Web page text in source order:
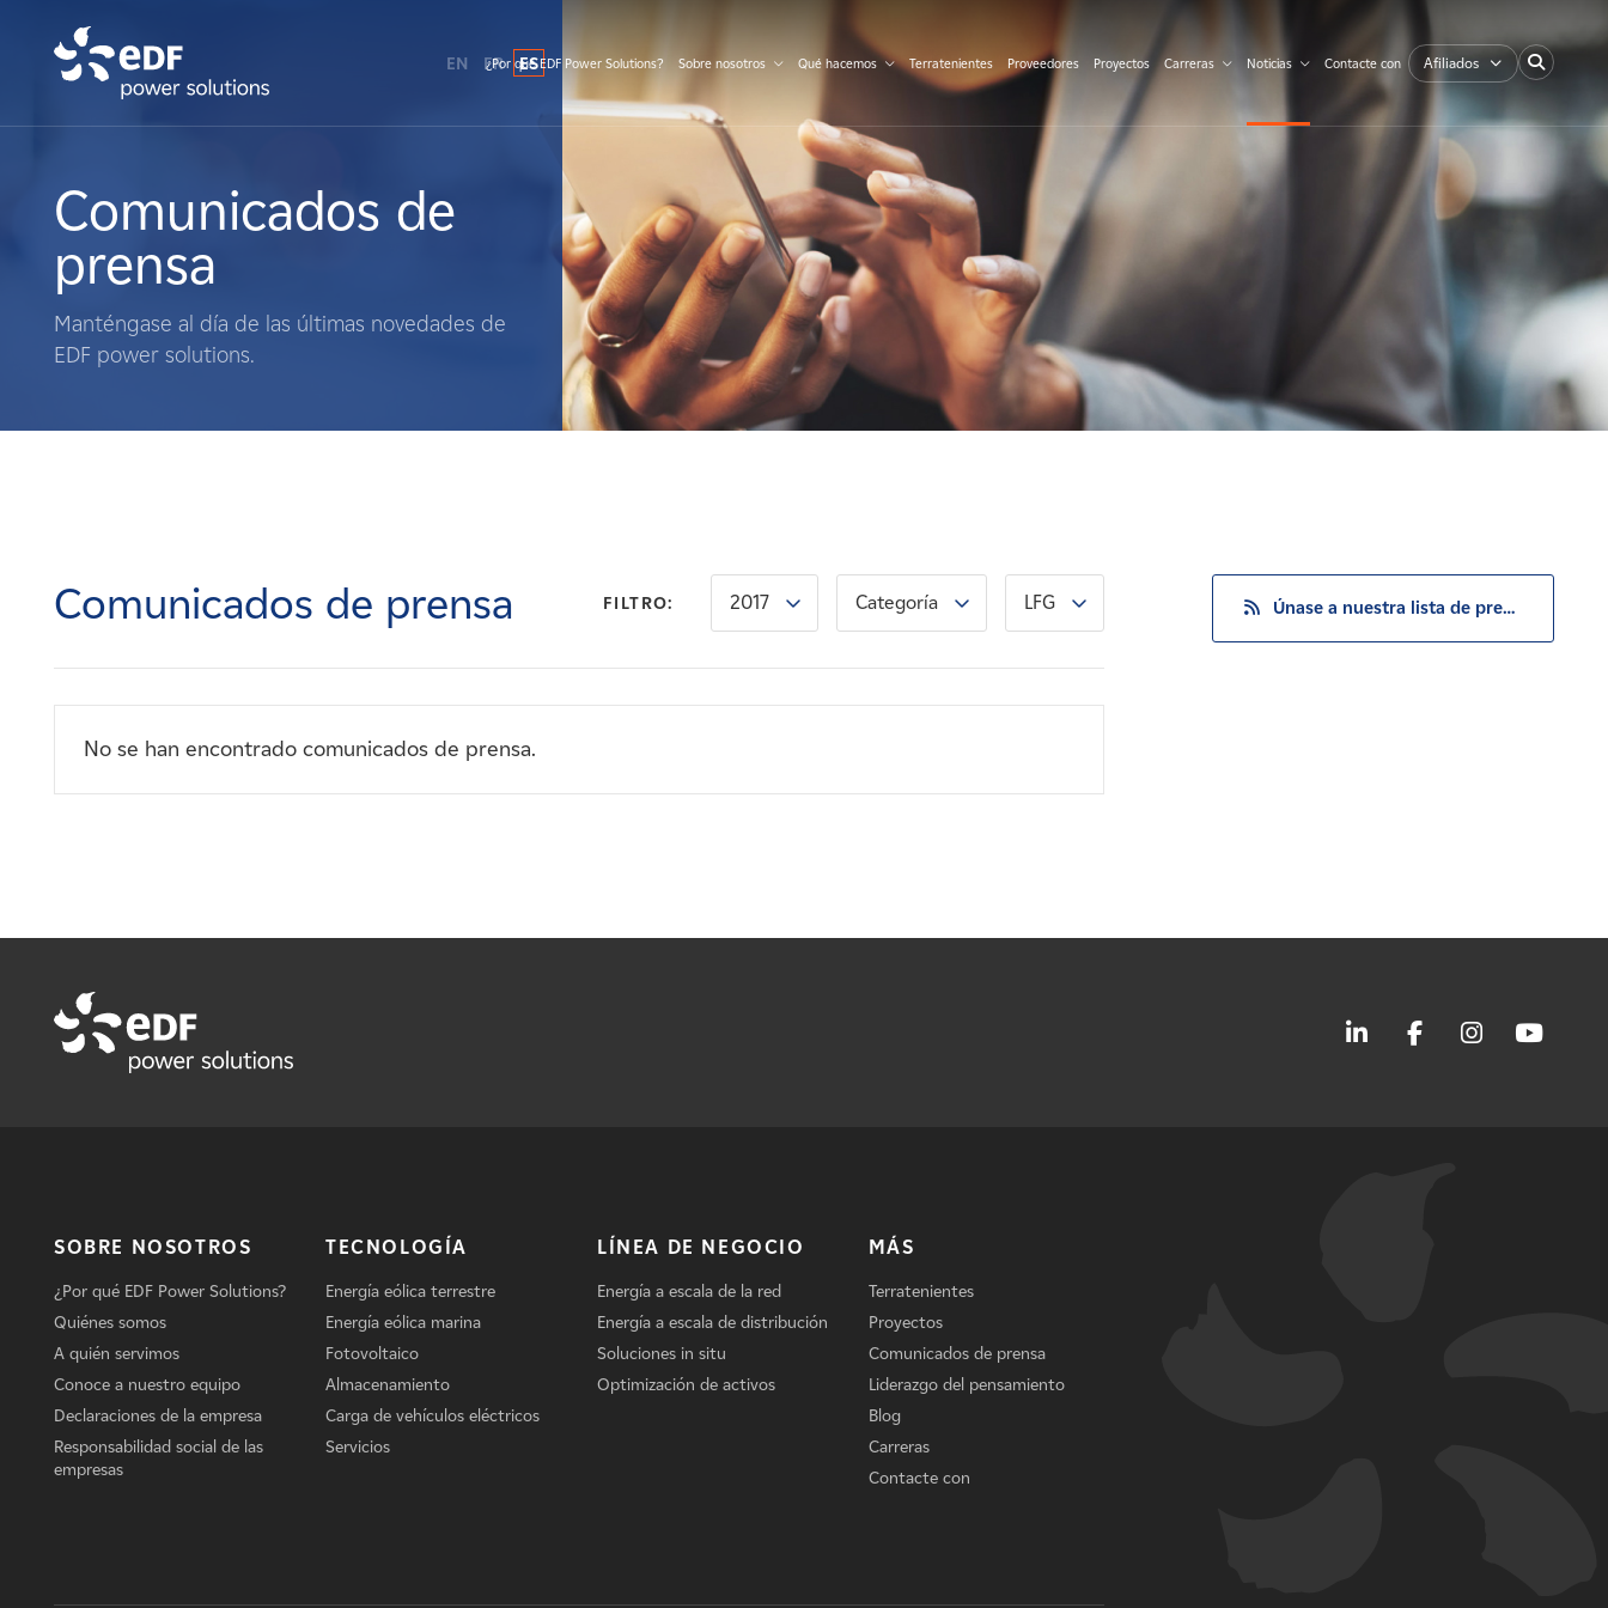
Qué hacemos
Terratenientes
Noticias
EN FR ES
¿Por qué EDF Power Solutions? Sobre nosotros Qué hacemos Terratenientes Proveedores Proyectos Carreras Noticias Contacte con Afiliados
Comunicados de
prensa
Manténgase al día de las últimas novedades de
EDF power solutions.
Comunicados de prensa FILTRO: 2017 Categoría LFG
No se han encontrado comunicados de prensa.
Únase a nuestra lista de prensa
SOBRE NOSOTROS
¿Por qué EDF Power Solutions?
Quiénes somos
A quién servimos
Conoce a nuestro equipo
Declaraciones de la empresa
Responsabilidad social de las
empresas
TECNOLOGÍA
Energía eólica terrestre
Energía eólica marina
Fotovoltaico
Almacenamiento
Carga de vehículos eléctricos
Servicios
LÍNEA DE NEGOCIO
Energía a escala de la red
Energía a escala de distribución
Soluciones in situ
Optimización de activos
MÁS
Terratenientes
Proyectos
Comunicados de prensa
Liderazgo del pensamiento
Blog
Carreras
Contacte con